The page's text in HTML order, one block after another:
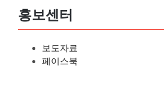
홍보센터
보도자료
페이스북